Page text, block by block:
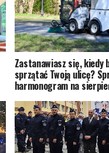
Zastanawiasz się, kiedy
sprzątać Twoją ulicę?
harmonogram na